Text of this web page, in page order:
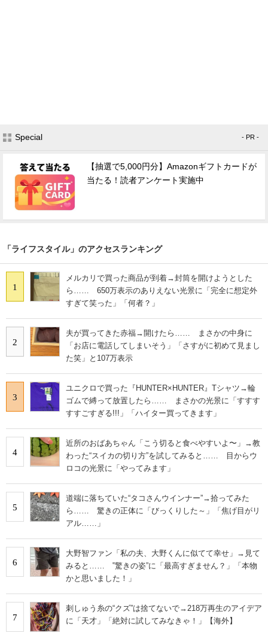
Special - PR -
【抽選で5,000円分】Amazonギフトカードが
当たる！読者アンケート実施中
「ライフスタイル」のアクセスランキング
1
メルカリで買った商品が到着→封筒を開けようとした
ら…… 650万表示のありえない光景に「完全に想定外
すぎて笑った」「何者？」
2
夫が買ってきた赤福→開けたら…… まさかの中身に
「お店に電話してしまいそう」「さすがに初めて見まし
た笑」と107万表示
3
ユニクロで買った『HUNTER×HUNTER』Tシャツ→輪
ゴムで縛って放置したら…… まさかの光景に「すすす
すすごすぎる!!!」「ハイター買ってきます」
4
近所のおばあちゃん「こう切ると食べやすいよ〜」→教
わった“スイカの切り方”を試してみると…… 目からウ
ロコの光景に「やってみます」
5
道端に落ちていた“タコさんウインナー”→拾ってみた
ら…… 驚きの正体に「びっくりした～」「焦げ目がリ
アル……」
6
大野智ファン「私の夫、大野くんに似てて幸せ」→見て
みると…… ‟驚きの姿”に「最高すぎません？」「本物
かと思いました！」
7
刺しゅう糸の“クズ”は捨てないで→218万再生のアイデア
に「天才」「絶対に試してみなきゃ！」【海外】